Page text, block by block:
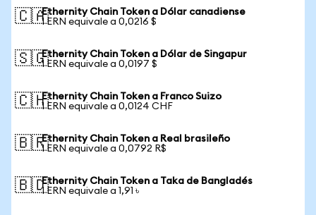
🇨🇦Ethernity Chain Token a Dólar canadiense
1 ERN equivale a 0,0216 $
🇸🇬Ethernity Chain Token a Dólar de Singapur
1 ERN equivale a 0,0197 $
🇨🇭Ethernity Chain Token a Franco Suizo
1 ERN equivale a 0,0124 CHF
🇧🇷Ethernity Chain Token a Real brasileño
1 ERN equivale a 0,0792 R$
🇧🇩Ethernity Chain Token a Taka de Bangladés
1 ERN equivale a 1,91 ৳